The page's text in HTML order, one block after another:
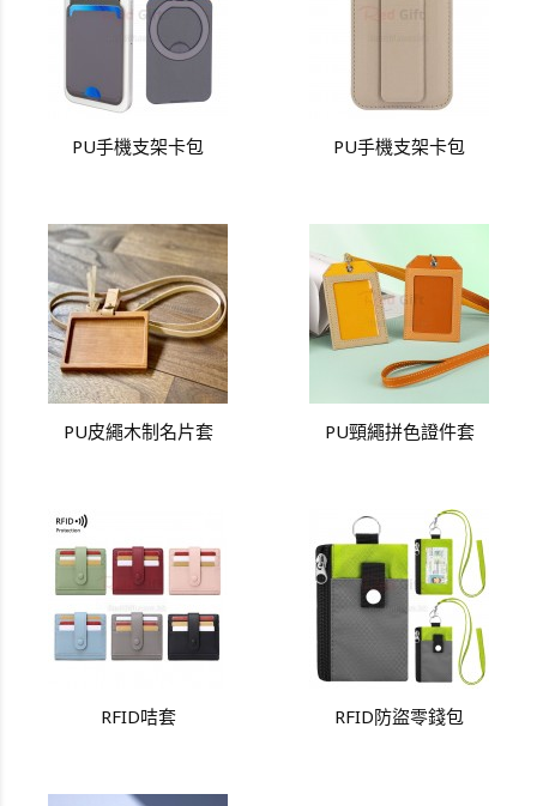
PU手機支架卡包 PU手機支架卡包
PU皮繩木制名片套 PU頸繩拼色證件套
RFID咭套 RFID防盜零錢包